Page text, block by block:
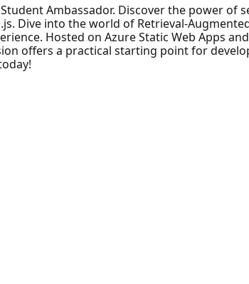
Ambassador. Discover the power of
Dive into the world of Retrieval-
Hosted on Azure Static Web Apps
offers a practical starting point for